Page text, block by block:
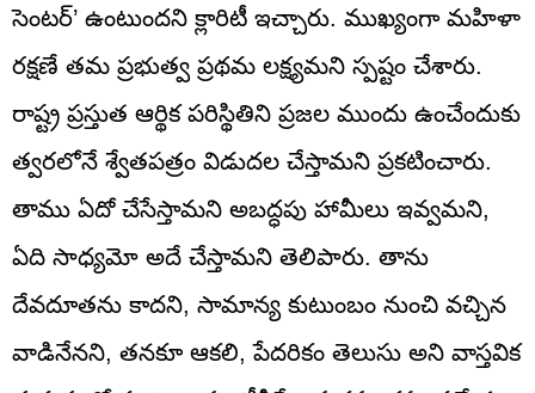
సెంటర్’ ఉంటుందని క్లారిటీ ఇచ్చారు. ముఖ్యంగా మహిళా
రక్షణే తమ ప్రభుత్వ ప్రథమ లక్ష్యమని స్పష్టం చేశారు.
రాష్ట్ర ప్రస్తుత ఆర్థిక పరిస్థితిని ప్రజల ముందు ఉంచేందుకు
త్వరలోనే శ్వేతపత్రం విడుదల చేస్తామని ప్రకటించారు.
తాము ఏదో చేసేస్తామని అబద్ధపు హామీలు ఇవ్వమని,
ఏది సాధ్యమో అదే చేస్తామని తెలిపారు. తాను
దేవదూతను కాదని, సామాన్య కుటుంబం నుంచి వచ్చిన
వాడినేనని, తనకూ ఆకలి, పేదరికం తెలుసు అని వాస్తవిక